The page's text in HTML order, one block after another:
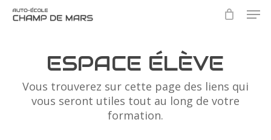
Skip
ESPACE ÉLÈVE
Vous trouverez sur cette page des liens qui
vous seront utiles tout au long de votre
formation.